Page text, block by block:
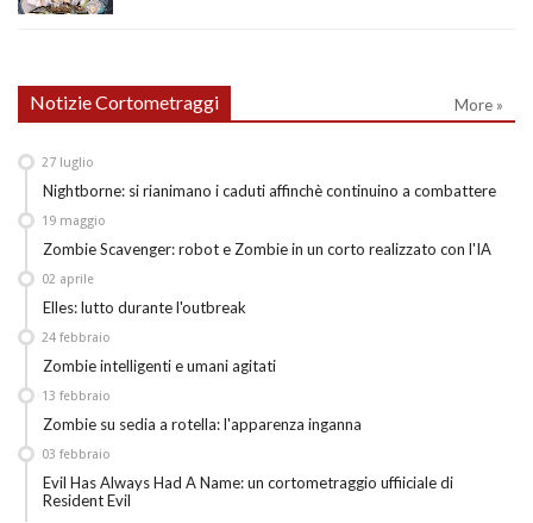
Notizie Cortometraggi More »
Nightborne: si rianimano i caduti affinchè continuino a combattere
27 luglio
Zombie Scavenger: robot e Zombie in un corto realizzato con l'IA
19 maggio
Elles: lutto durante l'outbreak
02 aprile
Zombie intelligenti e umani agitati
24 febbraio
Zombie su sedia a rotella: l'apparenza inganna
13 febbraio
Evil Has Always Had A Name: un cortometraggio uffiiciale di
Resident Evil
03 febbraio